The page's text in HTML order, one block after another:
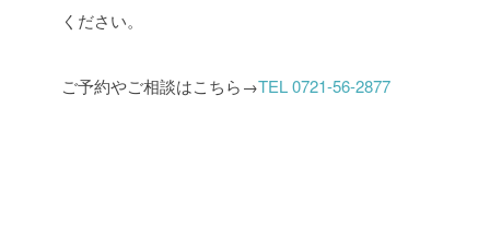
ください。
ご予約やご相談はこちら→TEL 0721-56-2877